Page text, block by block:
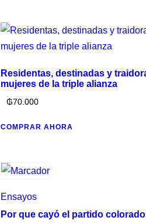
Residentas, destinadas y
mujeres de la triple alianza
₲70.000
COMPRAR AHORA
Ensayos
Por que cayó el partido colorado